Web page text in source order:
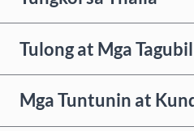
Tulong at Mga
Mga Tuntunin at